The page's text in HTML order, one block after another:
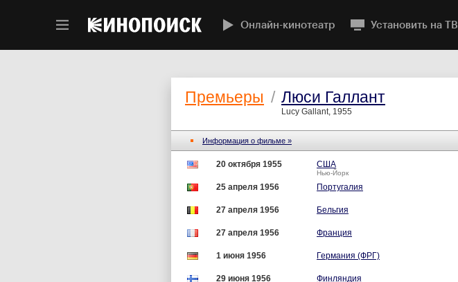
Онлайн-кинотеатр Установить на ТВ
Премьеры / Люси Галлант
Lucy Gallant, 1955
Информация о фильме »
20 октября 1955 США
Нью-Йорк
25 апреля 1956 Португалия
27 апреля 1956 Бельгия
27 апреля 1956 Франция
1 июня 1956 Германия (ФРГ)
29 июня 1956 Финляндия